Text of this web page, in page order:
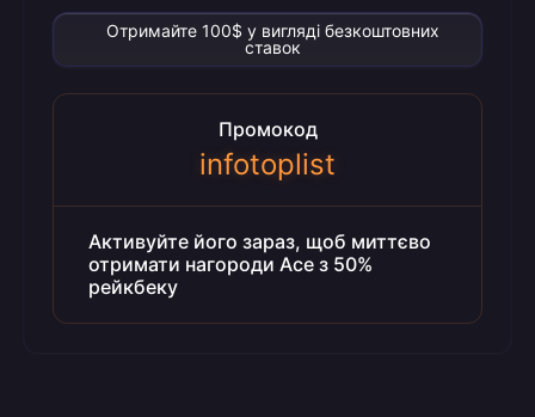
Отримайте 100$ у вигляді безкоштовних
ставок
Промокод
infotoplist
Активуйте його зараз, щоб миттєво
отримати нагороди Ace з 50%
рейкбеку